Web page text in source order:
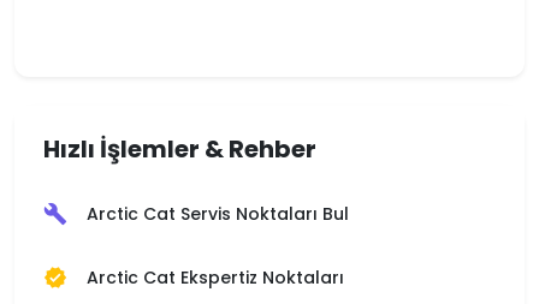
Hızlı İşlemler & Rehber
build Arctic Cat Servis Noktaları Bul
verified Arctic Cat Ekspertiz Noktaları